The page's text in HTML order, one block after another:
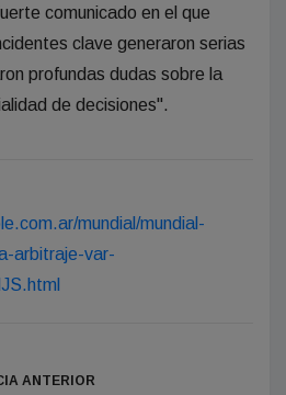
comunicado en el que
clave generaron serias
profundas dudas sobre la
de decisiones".
mundial/mundial-
arbitraje-var-
ANTERIOR